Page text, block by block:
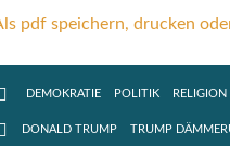
pdf speichern, drucken
DEMOKRATIE POLITIK RELIGION
DONALD TRUMP TRUMP